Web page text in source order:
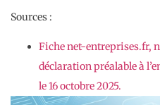
Sources :
Fiche net-entreprises.fr,
déclaration préalable à
le 16 octobre 2025.